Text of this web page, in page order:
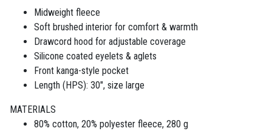
Midweight fleece
Soft brushed interior for comfort & warmth
Drawcord hood for adjustable coverage
Silicone coated eyelets & aglets
Front kanga-style pocket
Length (HPS): 30", size large
MATERIALS
80% cotton, 20% polyester fleece, 280 g